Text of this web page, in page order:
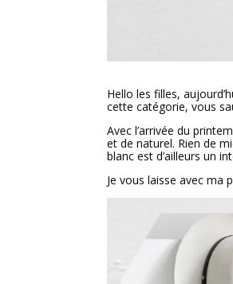
Hello les filles,
cette catégorie, vous
Avec l’arrivée du
et de naturel. Rien de
blanc est d’ailleurs un
Je vous laisse avec ma